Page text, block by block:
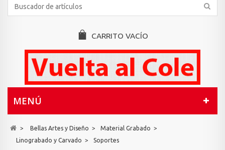
CARRITO VACÍO
MENÚ
> Bellas Artes y Diseño > Material Grabado >
Linograbado y Carvado > Soportes